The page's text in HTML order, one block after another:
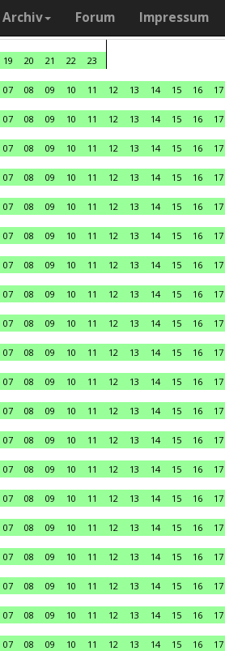
Archiv Forum Impressum
19 20 21 22
23
07 08 09 10 11 12 13 14 15 16 17
07 08 09 10 11 12 13 14 15 16 17
07 08 09 10 11 12 13 14 15 16 17
07 08 09 10 11 12 13 14 15 16 17
07 08 09 10 11 12 13 14 15 16 17
07 08 09 10 11 12 13 14 15 16 17
07 08 09 10 11 12 13 14 15 16 17
07 08 09 10 11 12 13 14 15 16 17
07 08 09 10 11 12 13 14 15 16 17
07 08 09 10 11 12 13 14 15 16 17
07 08 09 10 11 12 13 14 15 16 17
07 08 09 10 11 12 13 14 15 16 17
07 08 09 10 11 12 13 14 15 16 17
07 08 09 10 11 12 13 14 15 16 17
07 08 09 10 11 12 13 14 15 16 17
07 08 09 10 11 12 13 14 15 16 17
07 08 09 10 11 12 13 14 15 16 17
07 08 09 10 11 12 13 14 15 16 17
07 08 09 10 11 12 13 14 15 16 17
07 08 09 10 11 12 13 14 15 16 17